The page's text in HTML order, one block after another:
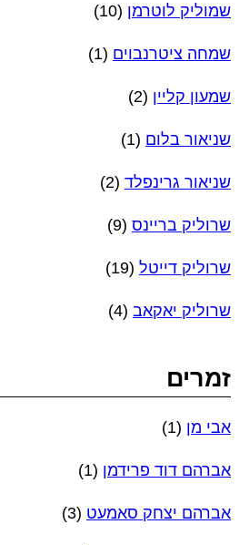
שמוליק לוטרמן (10)
שמחה ציטרנבוים (1)
שמעון קליין (2)
שניאור בלום (1)
שניאור גרינפלד (2)
שרוליק בריינס (9)
שרוליק דייטל (19)
שרוליק יאקאב (4)
זמרים
אבי מן (1)
אברהם דוד פרידמן (1)
אברהם יצחק סאמעט (3)